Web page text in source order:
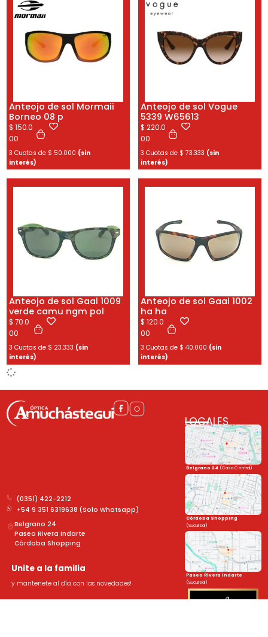
Anteojo de sol Mormaii
Borneo 08 p
$ 150.0
00
3 Cuotas de $ 50.000 (sin
interés)
Anteojo de sol Vogue
5339 W65613
$ 220.0
00
3 Cuotas de $ 73.333 (sin
interés)
Anteojo de sol Gaal 1009
verde camu ngm pol
$ 70.0
00
3 Cuotas de $ 23.333 (sin
interés)
Anteojo de sol Gaal 1002
ha ha
$ 120.0
00
3 Cuotas de $ 40.000 (sin
interés)
(0351) 422-2212
+54 9 351 6319638 (Solo Whatsapp)
Belgrano 24
Paseo Rivera Indarte
Córdoba Shopping
Unite a la familia
y mantenete al día con las novedades!
LOCALES
Belgrano 24 (Casa Central)
Córdoba Shopping
(Sucursal)
Paseo Rivera Indarte
(Sucursal)